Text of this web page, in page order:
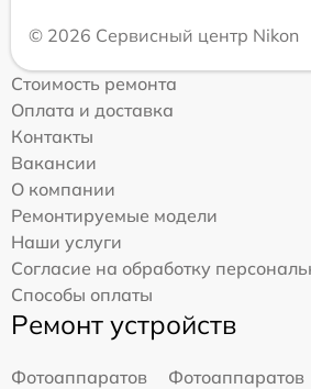
© 2026 Сервисный центр Nikon
Стоимость ремонта
Оплата и доставка
Контакты
Вакансии
О компании
Ремонтируемые модели
Наши услуги
Согласие на обработку
Способы оплаты
Ремонт устройств
Фотоаппаратов
Фотоаппаратов